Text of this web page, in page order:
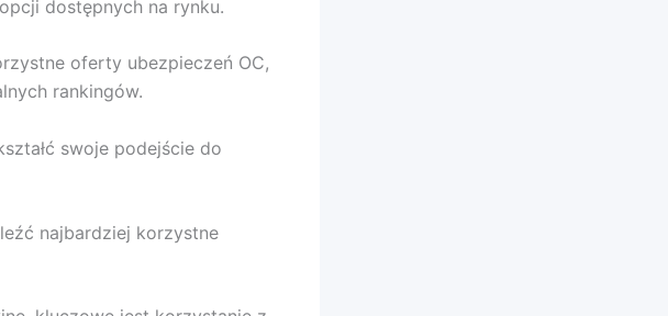
dostępnych na rynku.
oferty ubezpieczeń OC,
rankingów.
swoje podejście do
najbardziej korzystne